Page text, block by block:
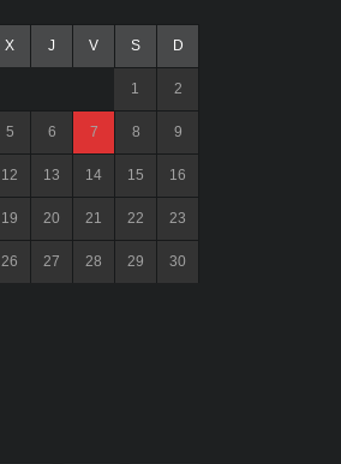
X J V S D
1 2
5 6 7 8 9
12 13 14 15 16
19 20 21 22 23
26 27 28 29 30